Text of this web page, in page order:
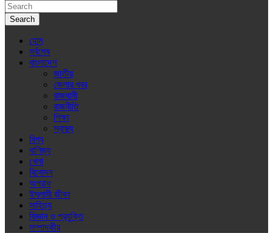
Search
হোম
সর্বশেষ
বাংলাদেশ
জাতীয়
জেলার খবর
রাজধানী
রাজনীতি
শিক্ষা
স্বাস্থ্য
বিশ্ব
বাণিজ্য
খেলা
বিনোদন
অপরাধ
ইসলামী জীবন
সাহিত্য
বিজ্ঞান ও প্রযুক্তি
সম্পাদকীয়